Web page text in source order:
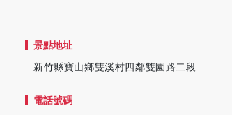
景點地址
新竹縣寶山鄉雙溪村四鄰雙園路二段
電話號碼